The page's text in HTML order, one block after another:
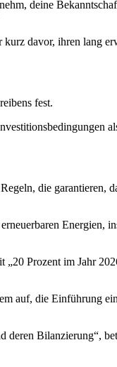
deine
davor, ihren lang
fest.
die garantieren,
Energien,
Prozent im Jahr
auf, die Einführung
Bilanzierung“,